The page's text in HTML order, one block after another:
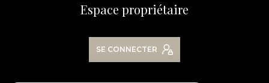
Espace propriétaire
SE CONNECTER